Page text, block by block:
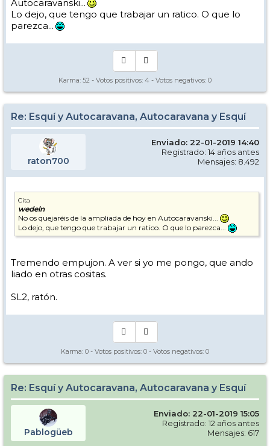
Autocaravanski...
Lo dejo, que tengo que trabajar un ratico. O que lo
parezca...
Karma: 52 - Votos positivos: 4 - Votos negativos: 0
Re: Esquí y Autocaravana, Autocaravana y Esquí
raton700
Enviado: 22-01-2019 14:40
Registrado: 14 años antes
Mensajes: 8.492
Cita
wedeln
No os quejaréis de la ampliada de hoy en Autocaravanski...
Lo dejo, que tengo que trabajar un ratico. O que lo parezca...
Tremendo empujon. A ver si yo me pongo, que ando
liado en otras cositas.
SL2, ratón.
Karma: 0 - Votos positivos: 0 - Votos negativos: 0
Re: Esquí y Autocaravana, Autocaravana y Esquí
Pablogüeb
Enviado: 22-01-2019 15:05
Registrado: 12 años antes
Mensajes: 617